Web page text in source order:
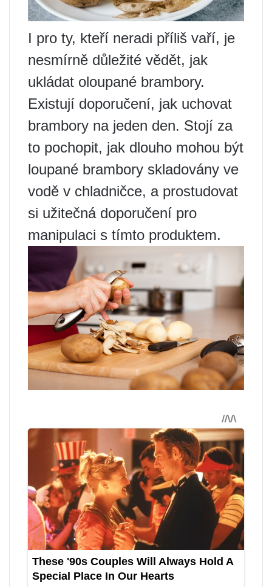
I pro ty, kteří neradi příliš vaří, je
nesmírně důležité vědět, jak
ukládat oloupané brambory.
Existují doporučení, jak uchovat
brambory na jeden den. Stojí za
to pochopit, jak dlouho mohou být
loupané brambory skladovány ve
vodě v chladničce, a prostudovat
si užitečná doporučení pro
manipulaci s tímto produktem.